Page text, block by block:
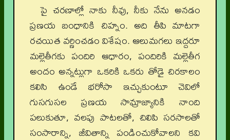
పై చరణాల్లో నాకు నీవు, నీకు నేను అనడం
ప్రణయ బంధానికి చిహ్నం. అది తీపి మాటగా
రచయిత వర్ణించడం విశేషం. ఆలుమగలు ఇద్దరూ
మల్లెతీగకు పందిరి ఆధారం, పందిరికి మల్లెతీగ
అందం అన్నట్లుగా ఒకరికి ఒకరు తోడై చిరకాలం
కలిసి ఉండే భరోసా ఇచ్చుకుంటూ చెవిలో
గుసగుసల ప్రణయ సామ్రాజ్యానికి నాంది
పలుకుతూ, వలపు పాటలతో, చిలిపి సరసాలతో
సంసారాన్ని, జీవితాన్ని పండించుకోవాలని కవి